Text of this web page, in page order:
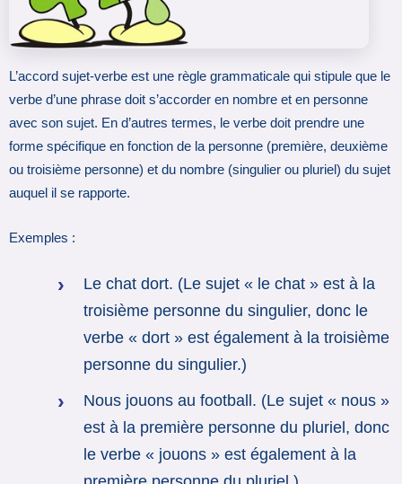
L’accord sujet-verbe est une règle grammaticale qui stipule que le
verbe d’une phrase doit s’accorder en nombre et en personne
avec son sujet. En d’autres termes, le verbe doit prendre une
forme spécifique en fonction de la personne (première, deuxième
ou troisième personne) et du nombre (singulier ou pluriel) du sujet
auquel il se rapporte.
Exemples :
Le chat dort. (Le sujet « le chat » est à la
troisième personne du singulier, donc le
verbe « dort » est également à la troisième
personne du singulier.)
Nous jouons au football. (Le sujet « nous »
est à la première personne du pluriel, donc
le verbe « jouons » est également à la